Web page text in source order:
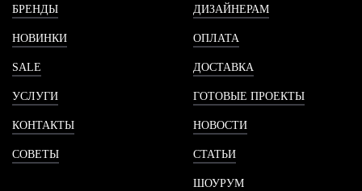
БРЕНДЫ
НОВИНКИ
SALE
УСЛУГИ
КОНТАКТЫ
СОВЕТЫ
ДИЗАЙНЕРАМ
ОПЛАТА
ДОСТАВКА
ГОТОВЫЕ ПРОЕКТЫ
НОВОСТИ
СТАТЬИ
ШОУРУМ